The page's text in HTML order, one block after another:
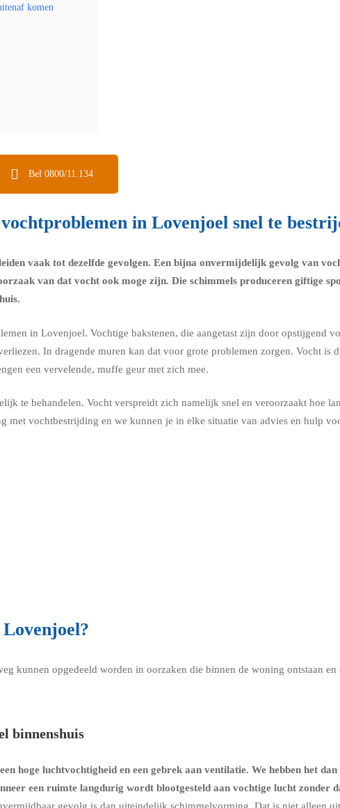
komen
Bel 0800/11.134
in Lovenjoel snel te
vaak tot dezelfde gevolgen. Een bijna onvermijdelijk gevolg van
van dat vocht ook moge zijn. Die schimmels produceren giftige
in Lovenjoel. Vochtige bakstenen, die aangetast zijn door opstijgend
In dragende muren kan dat voor grote problemen zorgen. Vocht is
een vervelende, muffe geur met zich mee.
te behandelen. Vocht verspreidt zich namelijk snel en veroorzaakt hoe
met vochtbestrijding en we kunnen je in elke situatie van advies en hulp
kunnen opgedeeld worden in oorzaken die binnen de woning ontstaan
binnenshuis
hoge luchtvochtigheid en een gebrek aan ventilatie. We hebben het
een ruimte langdurig wordt blootgesteld aan vochtige lucht zonder
gevolg is dan uiteindelijk schimmelvorming. Dat is niet alleen